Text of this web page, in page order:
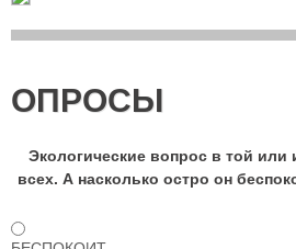
ОПРОСЫ
Экологические вопрос в той или
всех. А насколько остро он